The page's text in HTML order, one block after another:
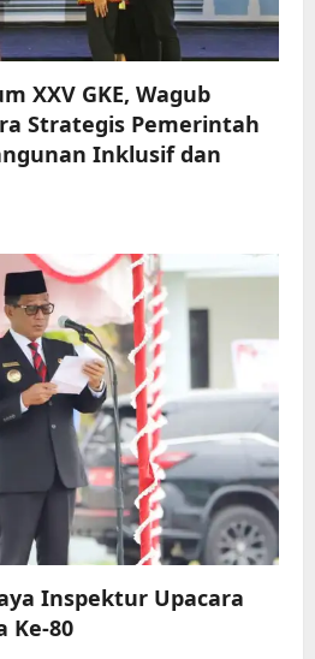
XXV GKE, Wagub
Strategis Pemerintah
Inklusif dan
Inspektur Upacara
Ke-80